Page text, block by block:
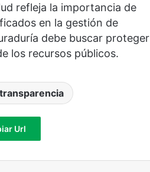
refleja la importancia de
en la gestión de
debe buscar proteger
los recursos públicos.
Url